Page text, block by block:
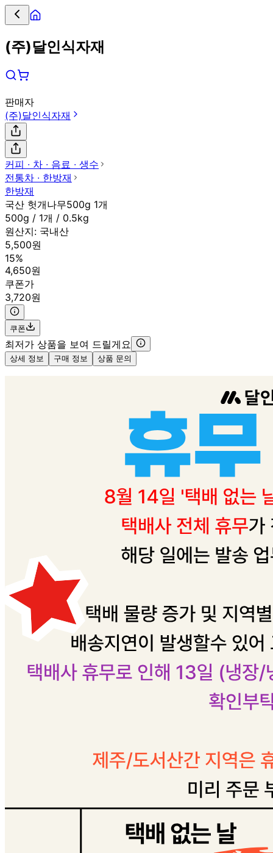
(주)달인식자재
판매자
(주)달인식자재
커피 ∙ 차 ∙ 음료 ∙ 생수
전통차 ∙ 한방재
한방재
국산 헛개나무500g 1개
500g / 1개 / 0.5kg
원산지: 국내산
5,500원
15%
4,650원
쿠폰가
3,720원
쿠폰
최저가 상품을 보여 드릴게요
상세 정보 구매 정보 상품 문의